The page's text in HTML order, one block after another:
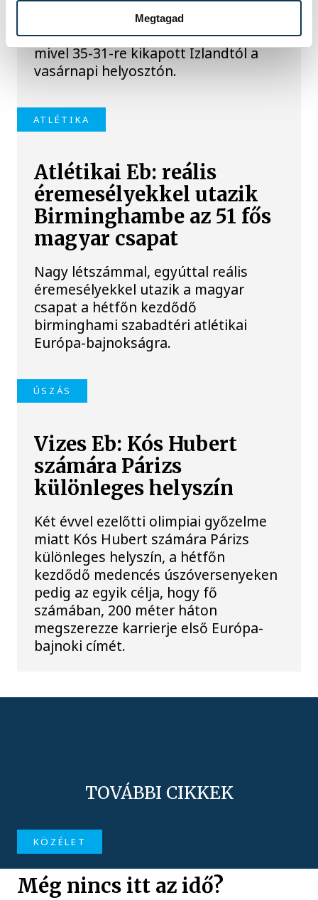
Megtagad
válogatott hatodik lett a belgrádi
korosztályos Európa-bajnokságon,
mivel 35-31-re kikapott Izlandtól a
vasárnapi helyosztón.
ATLÉTIKA
Atlétikai Eb: reális
éremesélyekkel utazik
Birminghambe az 51 fős
magyar csapat
Nagy létszámmal, egyúttal reális
éremesélyekkel utazik a magyar
csapat a hétfőn kezdődő
birminghami szabadtéri atlétikai
Európa-bajnokságra.
ÚSZÁS
Vizes Eb: Kós Hubert
számára Párizs
különleges helyszín
Két évvel ezelőtti olimpiai győzelme
miatt Kós Hubert számára Párizs
különleges helyszín, a hétfőn
kezdődő medencés úszóversenyeken
pedig az egyik célja, hogy fő
számában, 200 méter háton
megszerezze karrierje első Európa-
bajnoki címét.
TOVÁBBI CIKKEK
KÖZÉLET
Még nincs itt az idő?